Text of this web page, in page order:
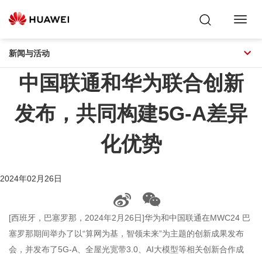
新闻与活动
中国联通和华为联合创新
发布，共同构建5G-A差异
化优势
2024年02月26日
[西班牙，巴塞罗那，2024年2月26日]华为和中国联通在MWC24 巴
塞罗那期间举办了以“算网为基，智领未来”为主题的创新成果发布
会，并发布了5G-A、全屋光宽带3.0、AI大模型等相关创新合作成